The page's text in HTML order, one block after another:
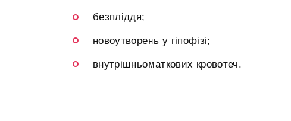
безпліддя;
новоутворень у гіпофізі;
внутрішньоматкових кровотеч.